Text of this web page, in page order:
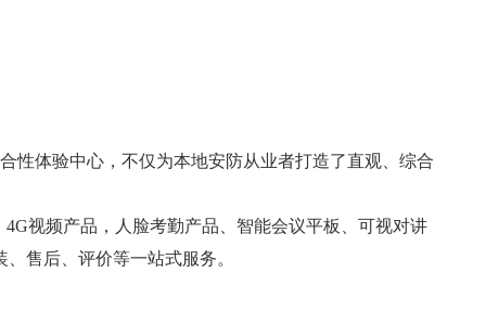
性体验中心，不仅为本地安防从业者打造了直观、综合
视频产品，人脸考勤产品、智能会议平板、可视对讲
售后、评价等一站式服务。